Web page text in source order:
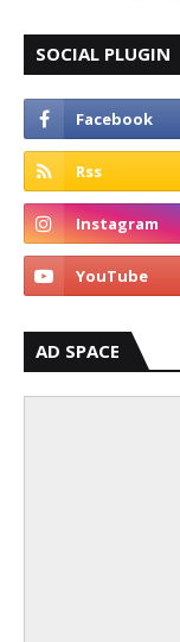
SOCIAL PLUGIN
AD SPACE